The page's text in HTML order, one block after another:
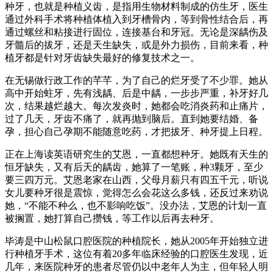
种牙，也就是种植义齿，是指用生物材料制成的仿生牙，医生
通过外科手术将种植体植入到牙槽骨内，等到骨性结合后，再
通过螺丝和粘接进行固位，连接基台和牙冠。无论是深龋伤及
牙髓后的拔牙，还是天生缺失，或是外力损伤，目前来看，种
植牙都是针对牙齿缺失最好的修复技术之一。
在无锡做行政工作的芊芊，为了自己的烂牙受了不少罪。她从
高中开始蛀牙，先有浅龋、后是中龋，一步步严重，补牙好几
次，结果越烂越大。每次发炎时，她都会吃消炎药和止痛片，
过了几天，牙齿不痛了，就再抛到脑后。直到她要结婚、备
孕，担心自己孕期不能随意吃药，才把拔牙、种牙提上日程。
正在上海读英语研究生的艾恩，一直都想种牙。她既有天生的
恒牙缺失，又有后天的龋齿，她算了一笔账，种3颗牙，至少
要三四万元。艾恩老家在山西，父母月薪只有四五千元，听说
女儿要种牙很是震惊，觉得怎么会花这么多钱，还反过来劝说
她，“不能不种么，也不影响吃饭”。没办法，艾恩的计划一直
被搁置，她打算自己攒钱，等工作以后再去种牙。
毕涛是中山松鼠口腔医院的种植院长，她从2005年开始独立进
行种植牙手术，这位有着20多年临床经验的口腔医生发现，近
几年，来医院种牙的患者尽管仍以中老年人为主，但年轻人明